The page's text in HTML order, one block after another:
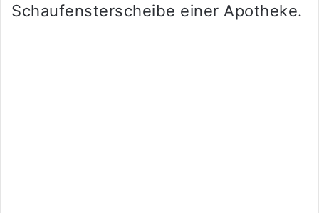
Schaufensterscheibe einer Apotheke.